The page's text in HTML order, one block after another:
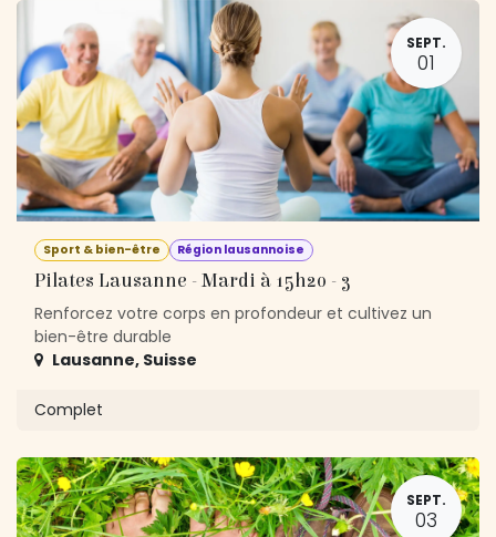
SEPT.
01
Sport & bien-être Région lausannoise
Pilates Lausanne - Mardi à 15h20 - 3
Renforcez votre corps en profondeur et cultivez un
bien-être durable
Lausanne, Suisse
Complet
SEPT.
03